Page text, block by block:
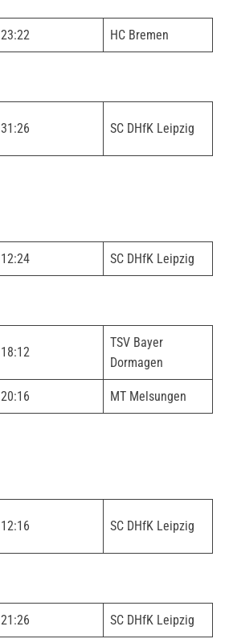
23:22 HC Bremen
31:26 SC DHfK Leipzig
12:24 SC DHfK Leipzig
18:12
TSV Bayer
Dormagen
20:16 MT Melsungen
12:16 SC DHfK Leipzig
21:26 SC DHfK Leipzig